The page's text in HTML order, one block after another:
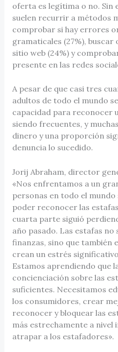
oferta es legítima o no. Sin
suelen recurrir a métodos
comprobar si hay errores
gramaticales (27%), buscar
sitio web (24%) y
presente en las redes
A pesar de que casi tres
adultos de todo el mundo
capacidad para reconocer
siendo frecuentes, y
dinero y una proporción
denuncia lo sucedido.
Jorij Abraham, director
«Nos enfrentamos a un
personas en todo el mundo
poder reconocer las
cuarta parte siguió
año pasado. Las estafas no
finanzas, sino que también
crean un estrés
Estamos aprendiendo que
concienciación sobre las
suficientes. Necesitamos
los consumidores, crear
reconocer y bloquear las
más estrechamente a nivel
atrapar a los estafadores».